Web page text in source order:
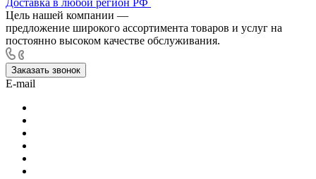
Цель нашей компании —
предложение широкого ассортимента товаров и услуг на
постоянно высоком качестве обслуживания.
Заказать звонок
E-mail